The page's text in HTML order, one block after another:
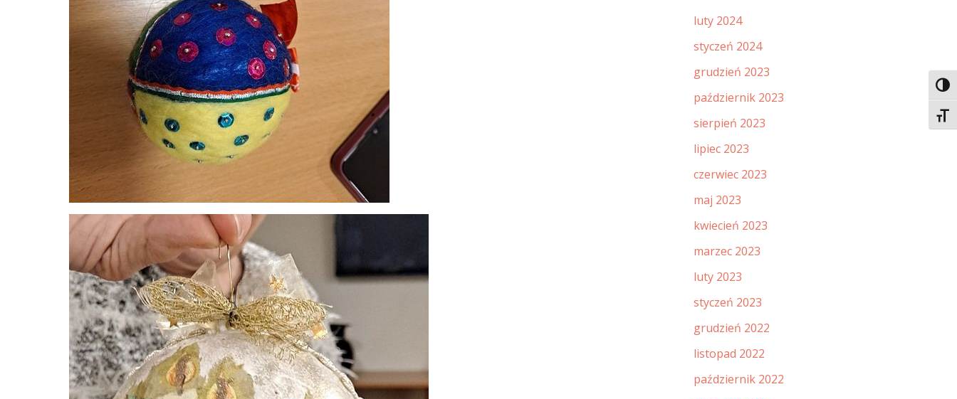
luty 2024
styczeń 2024
grudzień 2023
październik 2023
sierpień 2023
lipiec 2023
czerwiec 2023
maj 2023
kwiecień 2023
marzec 2023
luty 2023
styczeń 2023
grudzień 2022
listopad 2022
październik 2022